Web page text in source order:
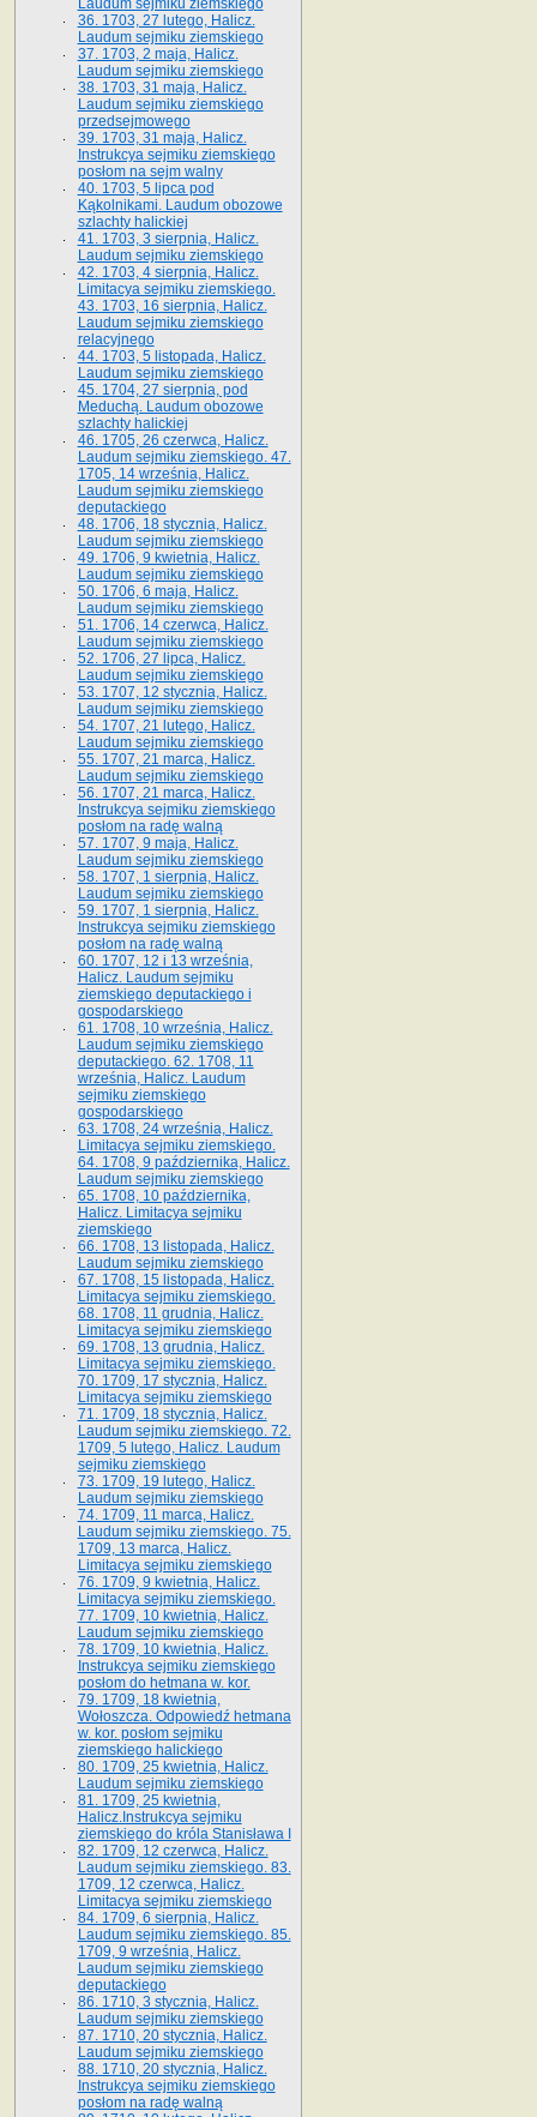
Laudum sejmiku ziemskiego
36. 1703, 27 lutego, Halicz.
Laudum sejmiku ziemskiego
37. 1703, 2 maja, Halicz.
Laudum sejmiku ziemskiego
38. 1703, 31 maja, Halicz.
Laudum sejmiku ziemskiego
przedsejmowego
39. 1703, 31 maja, Halicz.
Instrukcya sejmiku ziemskiego
posłom na sejm walny
40. 1703, 5 lipca pod
Kąkolnikami. Laudum obozowe
szlachty halickiej
41­. 1703, 3 sierpnia, Halicz.
Laudum sejmiku ziemskiego
42. 1703, 4 sierpnia, Halicz.
Limitacya sejmiku ziemskiego.
43. 1703, 16 sierpnia, Halicz.
Laudum sejmiku ziemskiego
relacyjnego
44. 1703, 5 listopada, Halicz.
Laudum sejmiku ziemskiego
45. 1704, 27 sierpnia, pod
Meduchą. Laudum obozowe
szlachty halickiej
46. 1705, 26 czerwca, Halicz.
Laudum sejmiku ziemskiego. 47.
1705, 14 września, Halicz.
Laudum sejmiku ziemskiego
deputackiego
48. 1706, 18 stycznia, Halicz.
Laudum sejmiku ziemskiego
49. 1706, 9 kwietnia, Halicz.
Laudum sejmiku ziemskiego
50. 1706, 6 maja, Halicz.
Laudum sejmiku ziemskiego
51. 1706, 14 czerwca, Halicz.
Laudum sejmiku ziemskiego
52. 1706, 27 lipca, Halicz.
Laudum sejmiku ziemskiego
53. 1707, 12 stycznia, Halicz.
Laudum sejmiku ziemskiego
54. 1707, 21 lutego, Halicz.
Laudum sejmiku ziemskiego
55. 1707, 21 marca, Halicz.
Laudum sejmiku ziemskiego
56. 1707, 21 marca, Halicz.
Instrukcya sejmiku ziemskiego
posłom na radę walną
57. 1707, 9 maja, Halicz.
Laudum sejmiku ziemskiego
58. 1707, 1 sierpnia, Halicz.
Laudum sejmiku ziemskiego
59. 1707, 1 sierpnia, Halicz.
Instrukcya sejmiku ziemskiego
posłom na radę walną
60. 1707, 12 i 13 września,
Halicz. Laudum sejmiku
ziemskiego deputackiego i
gospodarskiego
61. 1708, 10 września, Halicz.
Laudum sejmiku ziemskiego
deputackiego. 62. 1708, 11
września, Halicz. Laudum
sejmiku ziemskiego
gospodarskiego
63. 1708, 24 września, Halicz.
Limitacya sejmiku ziemskiego.
64. 1708, 9 października, Halicz.
Laudum sejmiku ziemskiego
65­. 1708, 10 października,
Halicz. Limitacya sejmiku
ziemskiego
66. 1708, 13 listopada, Halicz.
Laudum sejmiku ziemskiego
67. 1708, 15 listopada, Halicz.
Limitacya sejmiku ziemskiego.
68. 1708, 11 grudnia, Halicz.
Limitacya sejmiku ziemskiego
69. 1708, 13 grudnia, Halicz.
Limitacya sejmiku ziemskiego.
70. 1709, 17 stycznia, Halicz.
Limitacya sejmiku ziemskiego
71. 1709, 18 stycznia, Halicz.
Laudum sejmiku ziemskiego. 72.
1709, 5 lutego, Halicz. Laudum
sejmiku ziemskiego
73. 1709, 19 lutego, Halicz.
Laudum sejmiku ziemskiego
74. 1709, 11 marca, Halicz.
Laudum sejmiku ziemskiego. 75.
1709, 13 marca, Halicz.
Limitacya sejmiku ziemskiego
76. 1709, 9 kwietnia, Halicz.
Limitacya sejmiku ziemskiego.
77. 1709, 10 kwietnia, Halicz.
Laudum sejmiku ziemskiego
78. 1709, 10 kwietnia, Halicz.
Instrukcya sejmiku ziemskiego
posłom do hetmana w. kor.
79. 1709, 18 kwietnia,
Wołoszcza. Odpowiedź hetmana
w. kor. posłom sejmiku
ziemskiego halickiego
80. 1709, 25 kwietnia, Halicz.
Laudum sejmiku ziemskiego
81. 1709, 25 kwietnia,
Halicz.Instrukcya sejmiku
ziemskiego do króla Stanisława I
82. 1709, 12 czerwca, Halicz.
Laudum sejmiku ziemskiego. 83.
1709, 12 czerwca, Halicz.
Limitacya sejmiku ziemskiego
84. 1709, 6 sierpnia, Halicz.
Laudum sejmiku ziemskiego. 85.
1709, 9 września, Halicz.
Laudum sejmiku ziemskiego
deputackiego
86. 1710, 3 stycznia, Halicz.
Laudum sejmiku ziemskiego
87. 1710, 20 stycznia, Halicz.
Laudum sejmiku ziemskiego
88. 1710, 20 stycznia, Halicz.
Instrukcya sejmiku ziemskiego
posłom na radę walną